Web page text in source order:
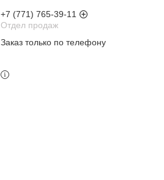
+7 (771) 765-39-11
Отдел продаж
Заказ только по телефону